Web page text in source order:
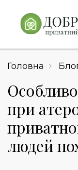
Головна
при
людей